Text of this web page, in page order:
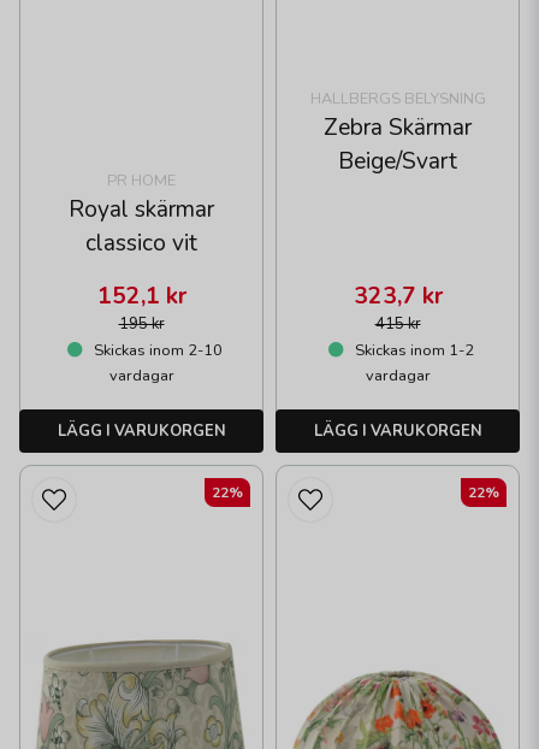
PR HOME
Royal skärmar
classico vit
195 kr
152,1 kr
Skickas inom 2-10
vardagar
LÄGG I VARUKORGEN
HALLBERGS BELYSNING
Zebra Skärmar
Beige/Svart
415 kr
323,7 kr
Skickas inom 1-2
vardagar
LÄGG I VARUKORGEN
22% 22%